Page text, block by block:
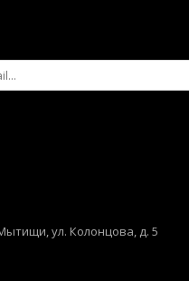
Мытищи,ул. Колонцова, д. 5